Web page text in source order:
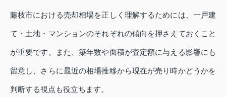
藤枝市における売却相場を正しく理解するためには、一戸建
て・土地・マンションのそれぞれの傾向を押さえておくこと
が重要です。また、築年数や面積が査定額に与える影響にも
留意し、さらに最近の相場推移から現在が売り時かどうかを
判断する視点も役立ちます。